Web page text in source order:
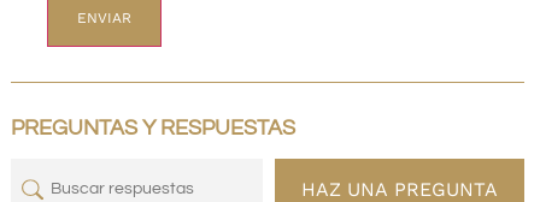
PREGUNTAS Y RESPUESTAS
HAZ UNA PREGUNTA